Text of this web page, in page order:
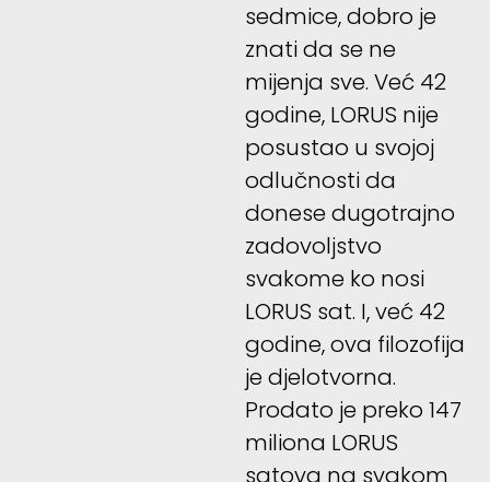
sedmice, dobro je
znati da se ne
mijenja sve. Već 42
godine, LORUS nije
posustao u svojoj
odlučnosti da
donese dugotrajno
zadovoljstvo
svakome ko nosi
LORUS sat. I, već 42
godine, ova filozofija
je djelotvorna.
Prodato je preko 147
miliona LORUS
satova na svakom